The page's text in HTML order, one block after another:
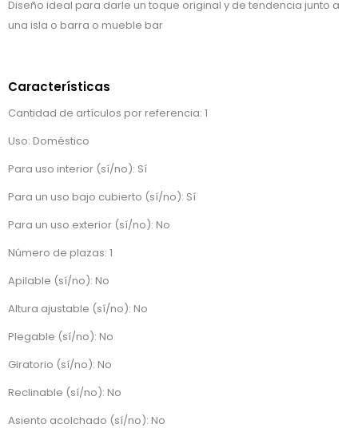
Diseño ideal para darle un toque original y de tendencia junto a
una isla o barra o mueble bar
Características
Cantidad de artículos por referencia: 1
Uso: Doméstico
Para uso interior (sí/no): Sí
Para un uso bajo cubierto (sí/no): Sí
Para un uso exterior (sí/no): No
Número de plazas: 1
Apilable (sí/no): No
Altura ajustable (sí/no): No
Plegable (sí/no): No
Giratorio (sí/no): No
Reclinable (sí/no): No
Asiento acolchado (sí/no): No